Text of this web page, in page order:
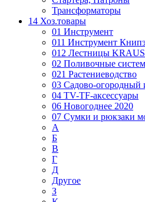
Трансформаторы
14 Хоз.товары
01 Инструмент
011 Инструмент
012 Лестницы
02 Поливочные
021 Растениеводство
03 Садово-огородный
04 TV-TF-аксессуары
06 Новогоднее 2020
07 Сумки и рюкзаки
А
Б
В
Г
Д
Другое
З